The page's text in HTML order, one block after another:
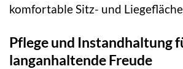
komfortable Sitz- und
Pflege und Instandhaltung
langanhaltende Freude